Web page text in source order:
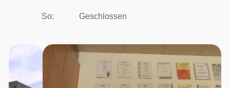
So: Geschlossen